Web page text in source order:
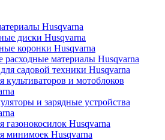
Husqvarna
диски Husqvarna
коронки Husqvarna
расходные материалы Husqvarna
садовой техники Husqvarna
культиваторов и мотоблоков
и зарядные устройства
газонокосилок Husqvarna
минимоек Husqvarna